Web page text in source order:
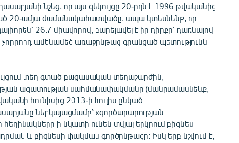
նշեց, որ այս զեկույցը 20-րդն է 1996 թվականից
20-ամյա ժամանակահատվածը, ապա կտեսնենք, որ
26.7 միավորով, բարելավել է իր դիրքը՝ դառնալով
ամենամեծ առաջընթաց գրանցած պետությունն
տեղ գտած բացասական տեղաշարժին,
ազատության սահմանափակմանը (մանրամասնենք,
հունիսից 2013-ի հուլիս ընկած
ներկայացմամբ՝ «գործարարության
հեղինակները ի նկատի ունեն տվյալ երկրում բիզնես
և բիզնեսի փակման գործընթացը: Իսկ երբ նշվում է,